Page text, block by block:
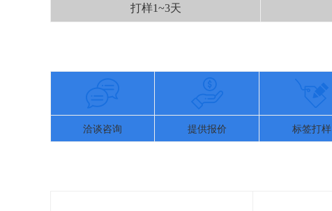
打样1~3天
洽谈咨询 提供报价 标签打样